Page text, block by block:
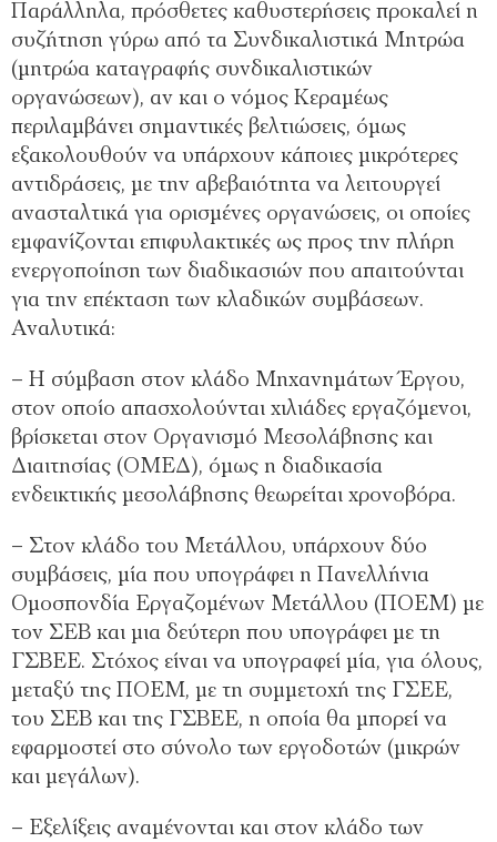
Παράλληλα, πρόσθετες καθυστερήσεις προκαλεί η
συζήτηση γύρω από τα Συνδικαλιστικά Μητρώα
(μητρώα καταγραφής συνδικαλιστικών
οργανώσεων), αν και ο νόμος Κεραμέως
περιλαμβάνει σημαντικές βελτιώσεις, όμως
εξακολουθούν να υπάρχουν κάποιες μικρότερες
αντιδράσεις, με την αβεβαιότητα να λειτουργεί
ανασταλτικά για ορισμένες οργανώσεις, οι οποίες
εμφανίζονται επιφυλακτικές ως προς την πλήρη
ενεργοποίηση των διαδικασιών που απαιτούνται
για την επέκταση των κλαδικών συμβάσεων.
Αναλυτικά:
– Η σύμβαση στον κλάδο Μηχανημάτων Έργου,
στον οποίο απασχολούνται χιλιάδες εργαζόμενοι,
βρίσκεται στον Οργανισμό Μεσολάβησης και
Διαιτησίας (ΟΜΕΔ), όμως η διαδικασία
ενδεικτικής μεσολάβησης θεωρείται χρονοβόρα.
– Στον κλάδο του Μετάλλου, υπάρχουν δύο
συμβάσεις, μία που υπογράφει η Πανελλήνια
Ομοσπονδία Εργαζομένων Μετάλλου (ΠΟΕΜ) με
τον ΣΕΒ και μια δεύτερη που υπογράφει με τη
ΓΣΒΕΕ. Στόχος είναι να υπογραφεί μία, για όλους,
μεταξύ της ΠΟΕΜ, με τη συμμετοχή της ΓΣΕΕ,
του ΣΕΒ και της ΓΣΒΕΕ, η οποία θα μπορεί να
εφαρμοστεί στο σύνολο των εργοδοτών (μικρών
και μεγάλων).
– Εξελίξεις αναμένονται και στον κλάδο των